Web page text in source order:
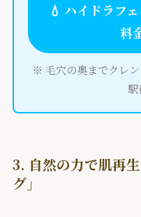
💧 ハイドラフ
料
※ 毛穴の奥までクレン
駅
3. 自然の力で肌再
グ」